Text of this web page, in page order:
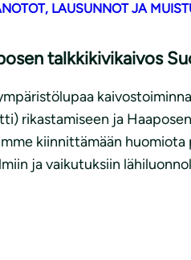
LAUSUNNOT JA
talkkikivikaivos
rikastamiseen ja
kiinnittämään
ja vaikutuksiin